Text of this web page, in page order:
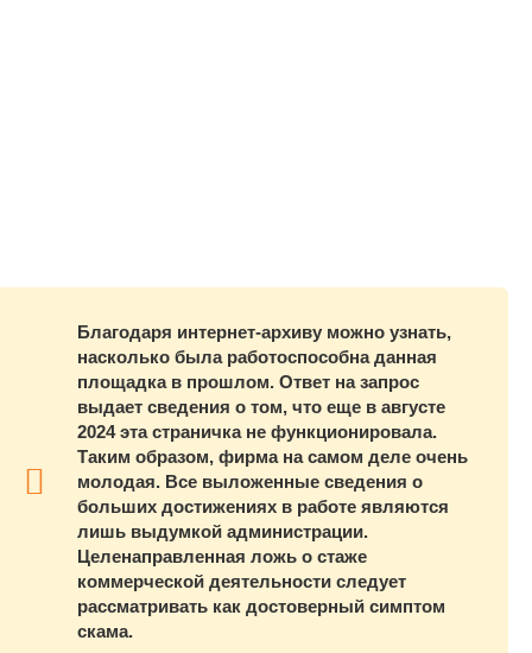
Благодаря интернет-архиву можно узнать,
насколько была работоспособна данная
площадка в прошлом. Ответ на запрос
выдает сведения о том, что еще в августе
2024 эта страничка не функционировала.
Таким образом, фирма на самом деле очень
молодая. Все выложенные сведения о
больших достижениях в работе являются
лишь выдумкой администрации.
Целенаправленная ложь о стаже
коммерческой деятельности следует
рассматривать как достоверный симптом
скама.